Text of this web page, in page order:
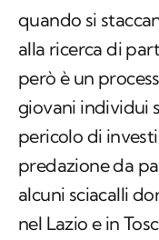
quando si
alla ricerca di
però è un
giovani individui
pericolo di
predazione da
alcuni sciacalli
nel Lazio e in